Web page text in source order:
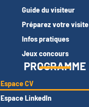
Guide du visiteur
Préparez votre visite
Infos pratiques
Jeux concours
PROGRAMME
Espace CV
Espace LinkedIn